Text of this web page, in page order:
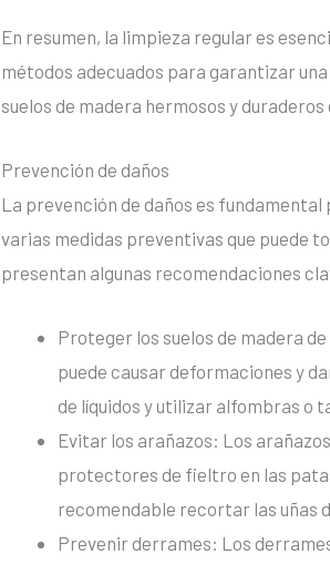
En resumen, la limpieza regular es
métodos adecuados para garantizar
suelos de madera hermosos y
Prevención de daños
La prevención de daños es
varias medidas preventivas que puede
presentan algunas recomendaciones
Proteger los suelos de madera
puede causar deformaciones y
de líquidos y utilizar alfombras o
Evitar los arañazos: Los
protectores de fieltro en las
recomendable recortar las uñas
Prevenir derrames: Los